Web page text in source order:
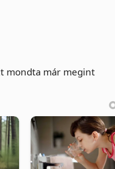
mondta már megint